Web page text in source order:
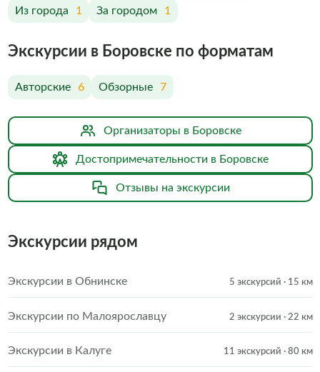
Из города 1 За городом 1
Экскурсии в Боровске по форматам
Авторские 6 Обзорные 7
Организаторы в Боровске
Достопримечательности в Боровске
Отзывы на экскурсии
Экскурсии рядом
Экскурсии в Обнинске 5 экскурсий · 15 км
Экскурсии по Малоярославцу 2 экскурсии · 22 км
Экскурсии в Калуге 11 экскурсий · 80 км